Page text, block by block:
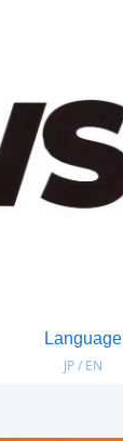
Language
JP / EN